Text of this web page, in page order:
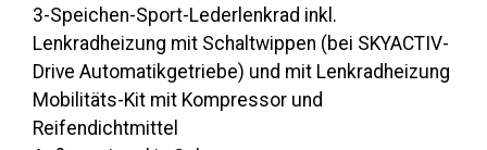
3-Speichen-Sport-Lederlenkrad inkl.
Lenkradheizung mit Schaltwippen (bei SKYACTIV-
Drive Automatikgetriebe) und mit Lenkradheizung
Mobilitäts-Kit mit Kompressor und
Reifendichtmittel